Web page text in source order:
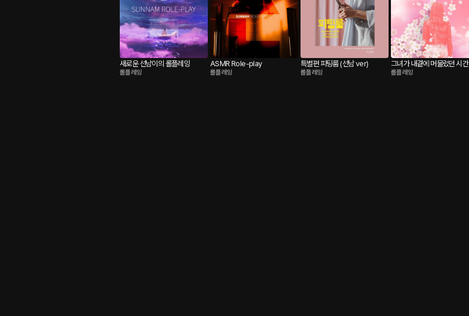
새로운 선남이의 롤플레잉
롤플레잉
ASMR Role-play
롤플레잉
특별편 피팅룸 (선남 ver)
롤플레잉
그녀가 내곁에 머물렀던 시간
롤플레잉